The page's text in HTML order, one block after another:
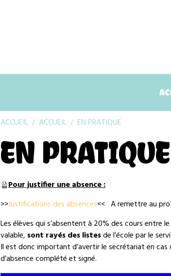
ACCUEIL ACCUEIL EN PRATIQUE
EN PRATIQUE
Pour justifier une absence :
>>Justifications des absences<< A remettre au
Les élèves qui s’absentent à 20% des cours entre
valable, sont rayés des listesde l’école par le
Il est donc important d’avertir le secrétariat en
d'absencecomplété et signé.